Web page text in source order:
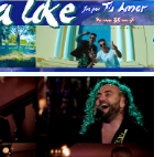
El Karnal de Cuba
es el amor¨ 📺
🎬 Director: Andros
Barroso